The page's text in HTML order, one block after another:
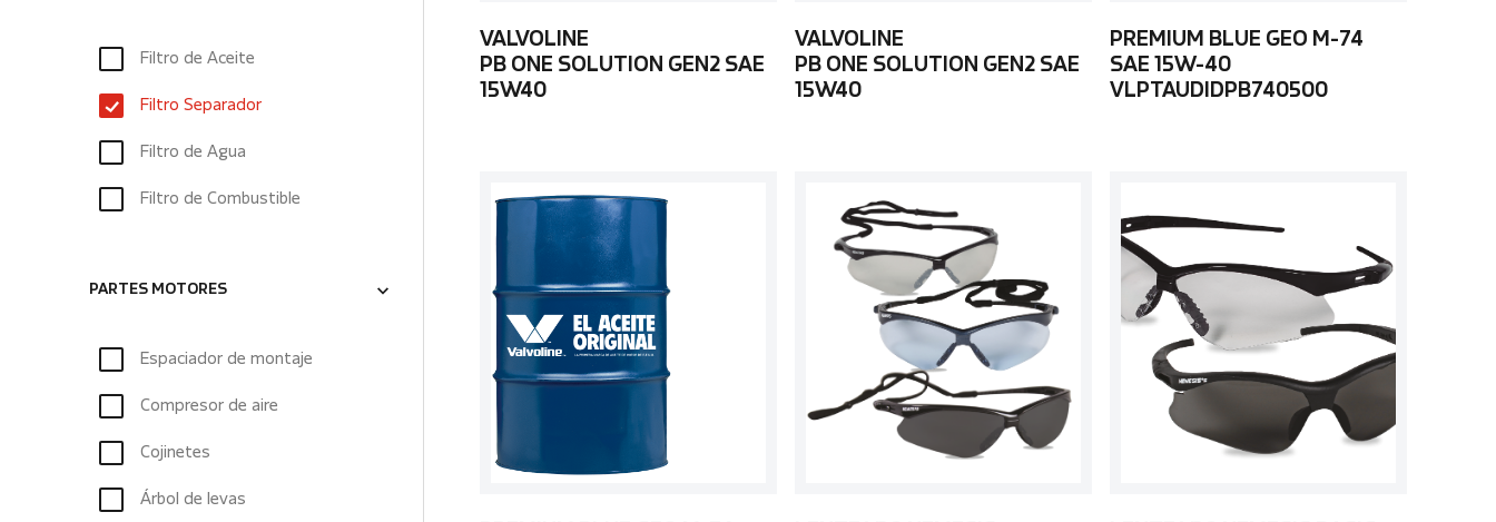
Filtro de Aceite
Filtro Separador
Filtro de Agua
Filtro de Combustible
PARTES MOTORES
Espaciador de montaje
Compresor de aire
Cojinetes
Árbol de levas
VALVOLINE
PB ONE SOLUTION GEN2 SAE
15W40
VALVOLINE
PB ONE SOLUTION GEN2 SAE
15W40
PREMIUM BLUE GEO M-74
SAE 15W-40
VLPTAUDIDPB740500